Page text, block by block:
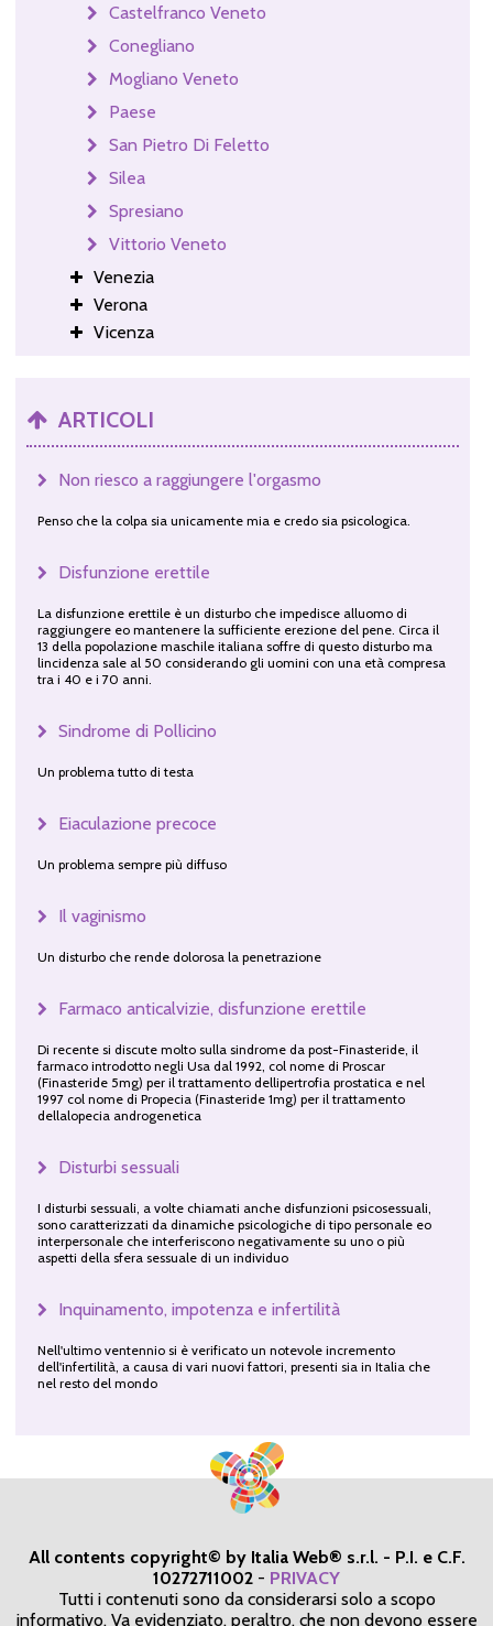
Castelfranco Veneto
Conegliano
Mogliano Veneto
Paese
San Pietro Di Feletto
Silea
Spresiano
Vittorio Veneto
Venezia
Verona
Vicenza
ARTICOLI
Non riesco a raggiungere l'orgasmo
Penso che la colpa sia unicamente mia e credo sia psicologica.
Disfunzione erettile
La disfunzione erettile è un disturbo che impedisce alluomo di
raggiungere eo mantenere la sufficiente erezione del pene. Circa il
13 della popolazione maschile italiana soffre di questo disturbo ma
lincidenza sale al 50 considerando gli uomini con una età compresa
tra i 40 e i 70 anni.
Sindrome di Pollicino
Un problema tutto di testa
Eiaculazione precoce
Un problema sempre più diffuso
Il vaginismo
Un disturbo che rende dolorosa la penetrazione
Farmaco anticalvizie, disfunzione erettile
Di recente si discute molto sulla sindrome da post-Finasteride, il
farmaco introdotto negli Usa dal 1992, col nome di Proscar
(Finasteride 5mg) per il trattamento dellipertrofia prostatica e nel
1997 col nome di Propecia (Finasteride 1mg) per il trattamento
dellalopecia androgenetica
Disturbi sessuali
I disturbi sessuali, a volte chiamati anche disfunzioni psicosessuali,
sono caratterizzati da dinamiche psicologiche di tipo personale eo
interpersonale che interferiscono negativamente su uno o più
aspetti della sfera sessuale di un individuo
Inquinamento, impotenza e infertilità
Nell'ultimo ventennio si è verificato un notevole incremento
dell'infertilità, a causa di vari nuovi fattori, presenti sia in Italia che
nel resto del mondo
All contents copyright© by Italia Web® s.r.l. - P.I. e C.F.
10272711002 - PRIVACY
Tutti i contenuti sono da considerarsi solo a scopo
informativo. Va evidenziato, peraltro, che non devono essere